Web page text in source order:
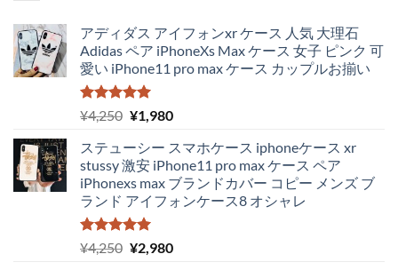
アディダス アイフォンxr ケース 人気 大理石
Adidas ペア iPhoneXs Max ケース 女子 ピンク 可
愛い iPhone11 pro max ケース カップルお揃い
5段階中
5.00
の評価
¥4,250 元
価
格
は
¥4,250
で
し
¥1,980現
の
価
格
は
で
ステューシー スマホケース iphoneケース xr
stussy 激安 iPhone11 pro max ケース ペア
iPhonexs max ブランドカバー コピー メンズ ブ
ランド アイフォンケース8 オシャレ
5段階中
5.00
の評価
¥4,250 元
¥2,980現